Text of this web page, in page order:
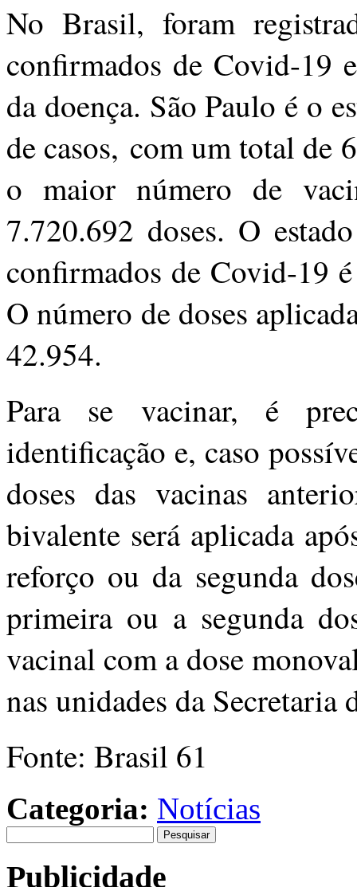
No Brasil, foram
confirmados de Covid-19
da doença. São Paulo é o
de casos, com um total de
o maior número de
7.720.692 doses. O
confirmados de Covid-19
O número de doses
42.954.
Para se vacinar, é
identificação e, caso
doses das vacinas
bivalente será aplicada
reforço ou da segunda
primeira ou a segunda
vacinal com a dose
nas unidades da Secretaria
Fonte: Brasil 61
Categoria: Notícias
por:
Publicidade